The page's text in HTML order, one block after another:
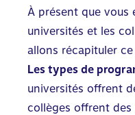
À présent que vous
universités et les
allons récapituler
Les types de
universités offrent
collèges offrent des